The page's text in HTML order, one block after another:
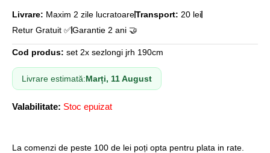
evaluări de
Livrare: Maxim 2 zile lucratoareTransport: 20 lei
Retur Gratuit ✅Garantie 2 ani 🤝
Cod produs: set 2x sezlongi jrh 190cm
Livrare estimată:Marți, 11 August
Valabilitate: Stoc epuizat
La comenzi de peste 100 de lei poți opta pentru plata in rate.